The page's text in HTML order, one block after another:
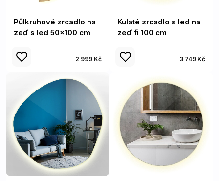
Půlkruhové zrcadlo na
zeď s led 50x100 cm
2 999 Kč
Kulaté zrcadlo s led na
zeď fi 100 cm
3 749 Kč